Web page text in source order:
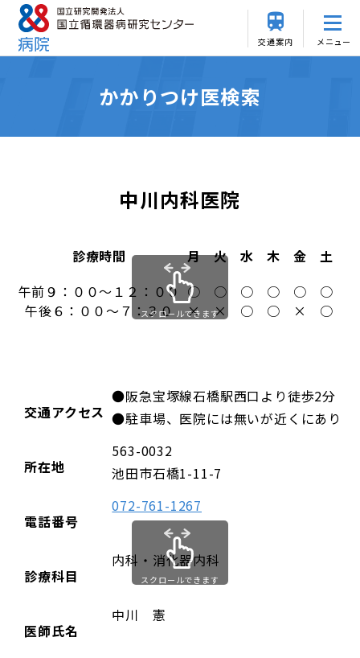
交通案内 メニュー
かかりつけ医検索
中川内科医院
診療時間 月 火 水 木 金 土
午前９：００～１２：００ ○ ○ ○ ○ ○ ○
午後６：００～７：３０
× × ○ ○ × ○
スクロールできます
交通アクセス
●阪急宝塚線石橋駅西口より徒歩2分
●駐車場、医院には無いが近くにあり。
所在地
563-0032
池田市石橋1-11-7
電話番号
072-761-1267
診療科目
内科・消化器内科
医師氏名
中川 憲
スクロールできます